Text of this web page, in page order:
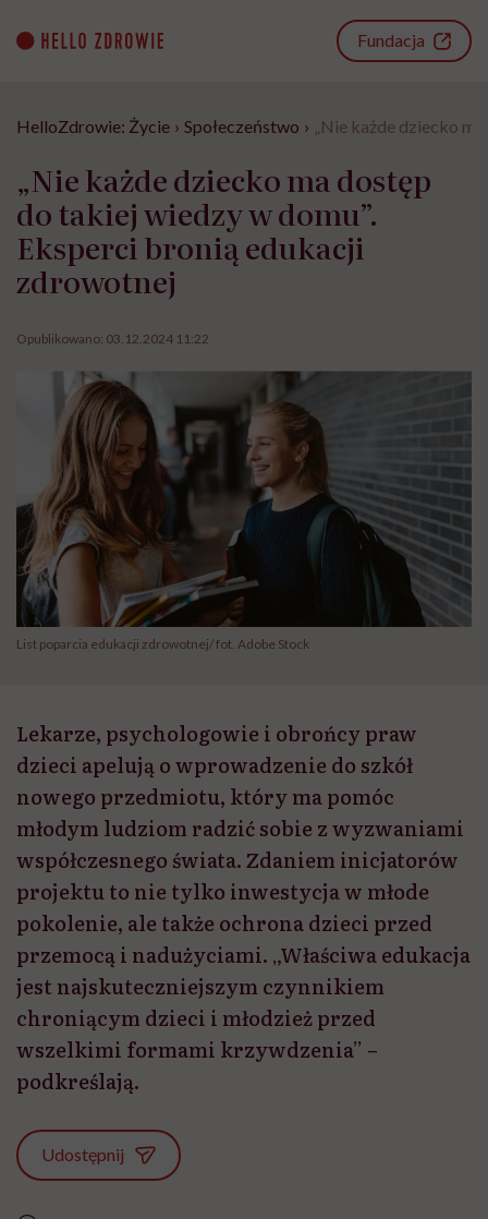
content
Fundacja
HelloZdrowie: Życie › Społeczeństwo › „Nie każde dziecko
„Nie każde dziecko ma dostęp
do takiej wiedzy w domu”.
Eksperci bronią edukacji
zdrowotnej
Opublikowano: 03.12.2024 11:22
List poparcia edukacji zdrowotnej/ fot. Adobe Stock
Lekarze, psychologowie i obrońcy praw
dzieci apelują o wprowadzenie do szkół
nowego przedmiotu, który ma pomóc
młodym ludziom radzić sobie z wyzwaniami
współczesnego świata. Zdaniem inicjatorów
projektu to nie tylko inwestycja w młode
pokolenie, ale także ochrona dzieci przed
przemocą i nadużyciami. „Właściwa edukacja
jest najskuteczniejszym czynnikiem
chroniącym dzieci i młodzież przed
wszelkimi formami krzywdzenia” –
podkreślają.
Udostępnij